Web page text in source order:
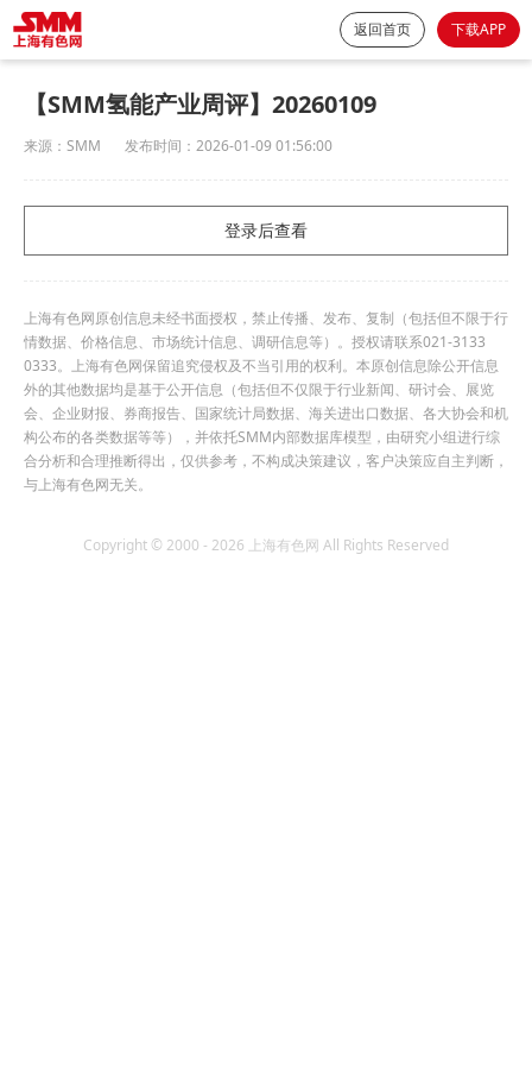
返回首页 下载APP
【SMM氢能产业周评】20260109
来源： SMM 发布时间： 2026-01-09 01:56:00
登录后查看
上海有色网原创信息未经书面授权，禁止传播、发布、复制（包括但不限于行
情数据、价格信息、市场统计信息、调研信息等）。授权请联系021-3133
0333。上海有色网保留追究侵权及不当引用的权利。本原创信息除公开信息
外的其他数据均是基于公开信息（包括但不仅限于行业新闻、研讨会、展览
会、企业财报、券商报告、国家统计局数据、海关进出口数据、各大协会和机
构公布的各类数据等等），并依托SMM内部数据库模型，由研究小组进行综
合分析和合理推断得出，仅供参考，不构成决策建议，客户决策应自主判断，
与上海有色网无关。
Copyright © 2000 - 2026 上海有色网 All Rights Reserved